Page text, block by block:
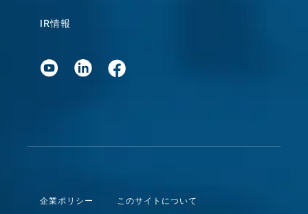
IR情報
企業ポリシー このサイトについて